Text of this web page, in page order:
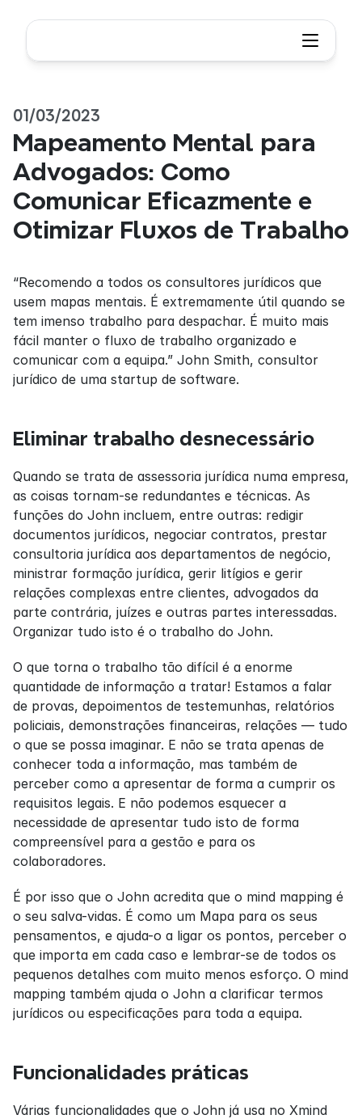
01/03/2023
Mapeamento Mental para
Advogados: Como
Comunicar Eficazmente e
Otimizar Fluxos de Trabalho
“Recomendo a todos os consultores jurídicos que
usem mapas mentais. É extremamente útil quando se
tem imenso trabalho para despachar. É muito mais
fácil manter o fluxo de trabalho organizado e
comunicar com a equipa.” John Smith, consultor
jurídico de uma startup de software.
Eliminar trabalho desnecessário
Quando se trata de assessoria jurídica numa empresa,
as coisas tornam-se redundantes e técnicas. As
funções do John incluem, entre outras: redigir
documentos jurídicos, negociar contratos, prestar
consultoria jurídica aos departamentos de negócio,
ministrar formação jurídica, gerir litígios e gerir
relações complexas entre clientes, advogados da
parte contrária, juízes e outras partes interessadas.
Organizar tudo isto é o trabalho do John.
O que torna o trabalho tão difícil é a enorme
quantidade de informação a tratar! Estamos a falar
de provas, depoimentos de testemunhas, relatórios
policiais, demonstrações financeiras, relações — tudo
o que se possa imaginar. E não se trata apenas de
conhecer toda a informação, mas também de
perceber como a apresentar de forma a cumprir os
requisitos legais. E não podemos esquecer a
necessidade de apresentar tudo isto de forma
compreensível para a gestão e para os
colaboradores.
É por isso que o John acredita que o mind mapping é
o seu salva-vidas. É como um Mapa para os seus
pensamentos, e ajuda-o a ligar os pontos, perceber o
que importa em cada caso e lembrar-se de todos os
pequenos detalhes com muito menos esforço. O mind
mapping também ajuda o John a clarificar termos
jurídicos ou especificações para toda a equipa.
Funcionalidades práticas
Várias funcionalidades que o John já usa no Xmind